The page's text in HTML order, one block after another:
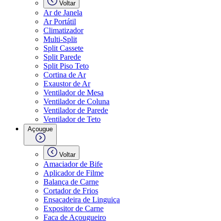
Voltar
Ar de Janela
Ar Portátil
Climatizador
Multi-Split
Split Cassete
Split Parede
Split Piso Teto
Cortina de Ar
Exaustor de Ar
Ventilador de Mesa
Ventilador de Coluna
Ventilador de Parede
Ventilador de Teto
Açougue
Voltar
Amaciador de Bife
Aplicador de Filme
Balança de Carne
Cortador de Frios
Ensacadeira de Linguiça
Expositor de Carne
Faca de Açougueiro